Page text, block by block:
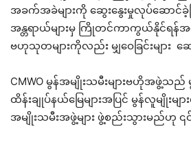
အခက်အခဲများကို ဆွေးနွေးမှုလုပ်ဆောင်ခဲ့
အန္တရာယ်များမှ ကြိုတင်ကာကွယ်နိုင်ရ
ဗဟုသုတများကိုလည်း မျှဝေခြင်းမျာ
CMWO မွန်အမျိုးသမီးများဗဟိုအဖွဲ့သ
ထိန်းချုပ်နယ်မြေများအပြင် မွန်လူမျိုးမ
အမျိုးသမီးအဖွဲ့များ ဖွဲ့စည်းသွားမည်ဟု